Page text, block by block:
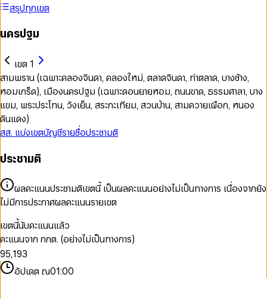
สรุปทุกเขต
นครปฐม
เขต 1
สามพราน (เฉพาะคลองจินดา, คลองใหม่, ตลาดจินดา, ท่าตลาด, บางช้าง,
หอมเกร็ด), เมืองนครปฐม (เฉพาะดอนยายหอม, ถนนขาด, ธรรมศาลา, บาง
แขม, พระประโทน, วังเย็น, สระกะเทียม, สวนป่าน, สามควายเผือก, หนอง
ดินแดง)
สส. แบ่งเขตบัญชีรายชื่อประชามติ
ประชามติ
ผลคะแนนประชามติเขตนี้ เป็นผลคะแนนอย่างไม่เป็นทางการ เนื่องจากยัง
ไม่มีการประกาศผลคะแนนรายเขต
เขตนี้นับคะแนนแล้ว
คะแนนจาก กกต. (อย่างไม่เป็นทางการ)
0
1
2
3
4
5
6
7
8
9
0
1
2
3
4
5
6
7
,
0
1
2
3
0
1
3
4
5
6
7
8
9
0
1
2
3
4
5
อัปเดต ณ01:00